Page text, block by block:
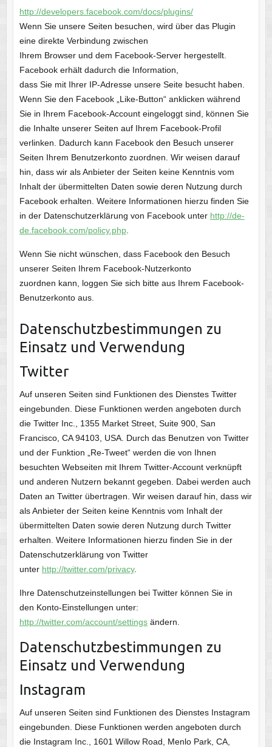
http://developers.facebook.com/docs/plugins/
Wenn Sie unsere Seiten besuchen, wird über das Plugin
eine direkte Verbindung zwischen
Ihrem Browser und dem Facebook-Server hergestellt.
Facebook erhält dadurch die Information,
dass Sie mit Ihrer IP-Adresse unsere Seite besucht haben.
Wenn Sie den Facebook „Like-Button“ anklicken während
Sie in Ihrem Facebook-Account eingeloggt sind, können Sie
die Inhalte unserer Seiten auf Ihrem Facebook-Profil
verlinken. Dadurch kann Facebook den Besuch unserer
Seiten Ihrem Benutzerkonto zuordnen. Wir weisen darauf
hin, dass wir als Anbieter der Seiten keine Kenntnis vom
Inhalt der übermittelten Daten sowie deren Nutzung durch
Facebook erhalten. Weitere Informationen hierzu finden Sie
in der Datenschutzerklärung von Facebook unter http://de-
de.facebook.com/policy.php.
Wenn Sie nicht wünschen, dass Facebook den Besuch
unserer Seiten Ihrem Facebook-Nutzerkonto
zuordnen kann, loggen Sie sich bitte aus Ihrem Facebook-
Benutzerkonto aus.
Datenschutzbestimmungen zu
Einsatz und Verwendung
Twitter
Auf unseren Seiten sind Funktionen des Dienstes Twitter
eingebunden. Diese Funktionen werden angeboten durch
die Twitter Inc., 1355 Market Street, Suite 900, San
Francisco, CA 94103, USA. Durch das Benutzen von Twitter
und der Funktion „Re-Tweet“ werden die von Ihnen
besuchten Webseiten mit Ihrem Twitter-Account verknüpft
und anderen Nutzern bekannt gegeben. Dabei werden auch
Daten an Twitter übertragen. Wir weisen darauf hin, dass wir
als Anbieter der Seiten keine Kenntnis vom Inhalt der
übermittelten Daten sowie deren Nutzung durch Twitter
erhalten. Weitere Informationen hierzu finden Sie in der
Datenschutzerklärung von Twitter
unter http://twitter.com/privacy.
Ihre Datenschutzeinstellungen bei Twitter können Sie in
den Konto-Einstellungen unter:
http://twitter.com/account/settingsändern.
Datenschutzbestimmungen zu
Einsatz und Verwendung
Instagram
Auf unseren Seiten sind Funktionen des Dienstes Instagram
eingebunden. Diese Funktionen werden angeboten durch
die Instagram Inc., 1601 Willow Road, Menlo Park, CA,